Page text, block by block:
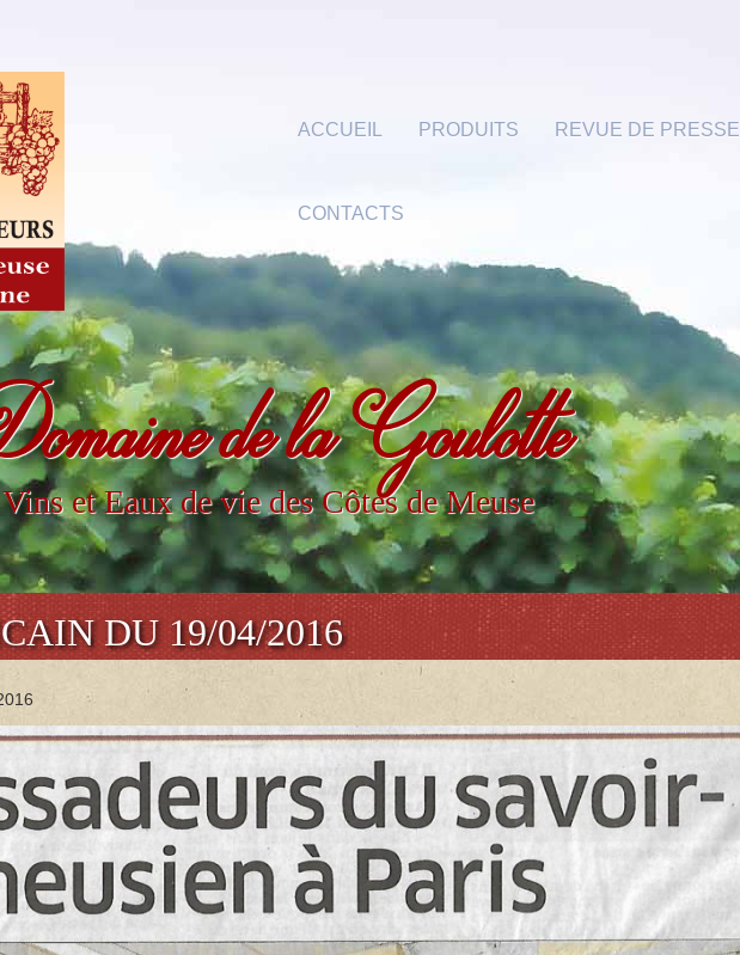
ACCUEIL PRODUITS REVUE DE PRESSE
CONTACTS
de la Goulotte
Vins et Eaux de vie des Côtes de Meuse
DU 19/04/2016